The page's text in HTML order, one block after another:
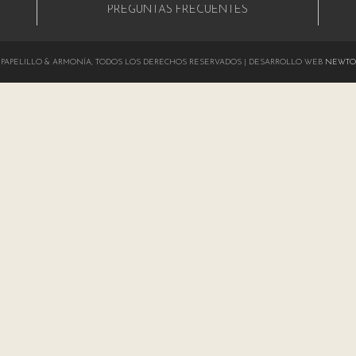
PREGUNTAS FRECUENTES
PAPELILLO & ARMONÍA, TODOS LOS DERECHOS RESERVADOS | DESARROLLO WEB